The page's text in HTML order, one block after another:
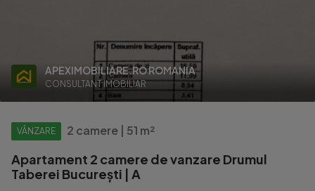
APEXIMOBILIARE.RO ROMANIA
CONSULTANT IMOBILIAR
VÂNZARE 2 camere | 51 m²
Apartament 2 camere de vanzare Drumul
Taberei București | A